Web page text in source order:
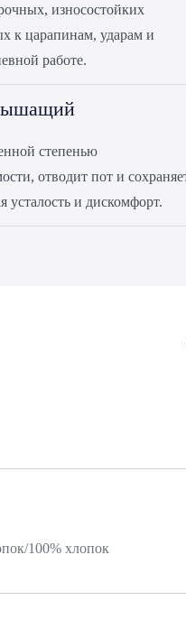
износостойких
к царапинам, ударам и
работе.
степенью
отводит пот и
усталость и дискомфорт.
100% хлопок